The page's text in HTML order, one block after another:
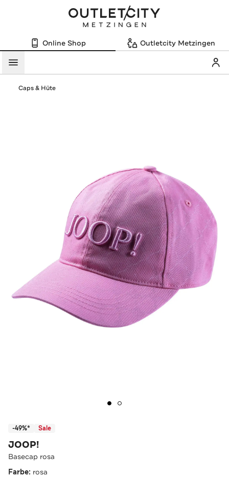
Online Shop Outletcity Metzingen
Menü
Caps & Hüte
-49%* Sale
JOOP!
Basecap rosa
Farbe: rosa